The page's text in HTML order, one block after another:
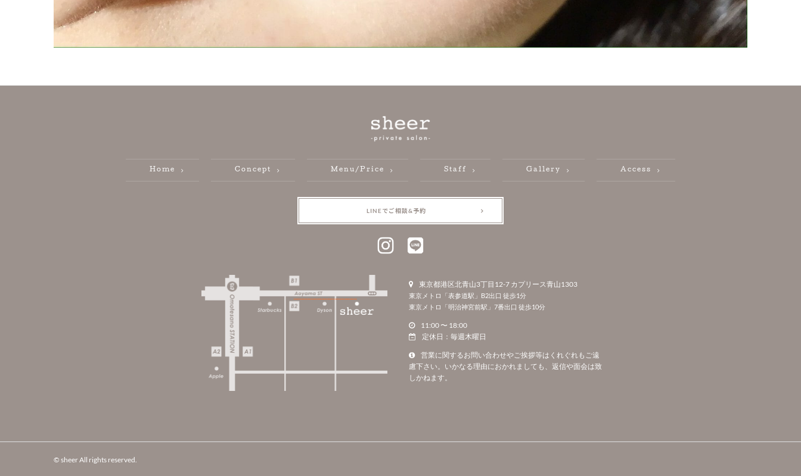
Home Concept Menu/Price Staff Gallery Access
LINEでご相談&予約
東京都港区北青山3丁目12-7 カプリース青山1303
東京メトロ「表参道駅」B2出口 徒歩1分
東京メトロ「明治神宮前駅」7番出口 徒歩10分
11:00 〜 18:00
定休日：毎週木曜日
営業に関するお問い合わせやご挨拶等はくれぐれもご遠
慮下さい。いかなる理由におかれましても、返信や面会は致
しかねます。
© sheer All rights reserved.